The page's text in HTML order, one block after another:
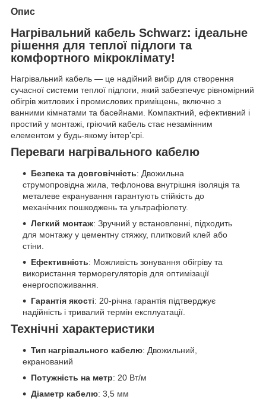
Опис
Нагрівальний кабель Schwarz: ідеальне
рішення для теплої підлоги та
комфортного мікроклімату!
Нагрівальний кабель — це надійний вибір для створення
сучасної системи теплої підлоги, який забезпечує рівномірний
обігрів житлових і промислових приміщень, включно з
ванними кімнатами та басейнами. Компактний, ефективний і
простий у монтажі, гріючий кабель стає незамінним
елементом у будь-якому інтер’єрі.
Переваги нагрівального кабелю
Безпека та довговічність: Двожильна
струмопровідна жила, тефлонова внутрішня ізоляція та
металеве екранування гарантують стійкість до
механічних пошкоджень та ультрафіолету.
Легкий монтаж: Зручний у встановленні, підходить
для монтажу у цементну стяжку, плитковий клей або
стіни.
Ефективність: Можливість зонування обігріву та
використання терморегуляторів для оптимізації
енергоспоживання.
Гарантія якості: 20-річна гарантія підтверджує
надійність і тривалий термін експлуатації.
Технічні характеристики
Тип нагрівального кабелю: Двожильний,
екранований
Потужність на метр: 20 Вт/м
Діаметр кабелю: 3,5 мм